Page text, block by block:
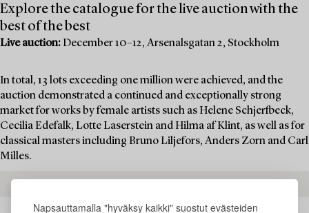
Napsauttamalla "hyväksy kaikki" suostut evästeiden
Explore the catalogue for the live auction with the
best of the best
Live auction: December 10–12, Arsenalsgatan 2, Stockholm
In total, 13 lots exceeding one million were achieved, and the
auction demonstrated a continued and exceptionally strong
market for works by female artists such as Helene Schjerfbeck,
Cecilia Edefalk, Lotte Laserstein and Hilma af Klint, as well as for
classical masters including Bruno Liljefors, Anders Zorn and Carl
Milles.